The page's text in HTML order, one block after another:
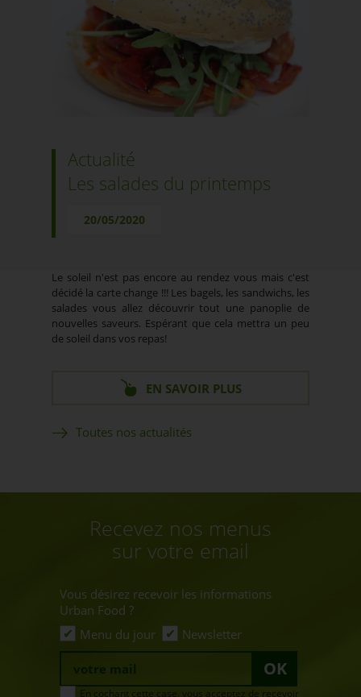
Actualité
Les salades du printemps
20/05/2020
Le soleil n'est pas encore au rendez vous mais c'est
décidé la carte change !!! Les bagels, les sandwichs, les
salades vous allez découvrir tout une panoplie de
nouvelles saveurs. Espérant que cela mettra un peu
de soleil dans vos repas!
EN SAVOIR PLUS
Toutes nos actualités
Recevez nos menus
sur votre email
Vous désirez recevoir les informations
Urban Food ?
Menu du jour
Newsletter
OK
En cochant cette case, vous acceptez de recevoir